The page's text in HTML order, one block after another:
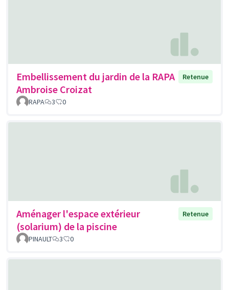
Embellissement du jardin de la RAPA
Ambroise Croizat
Retenue
RAPA 3 0
Aménager l'espace extérieur
(solarium) de la piscine
Retenue
PINAULT 3 0